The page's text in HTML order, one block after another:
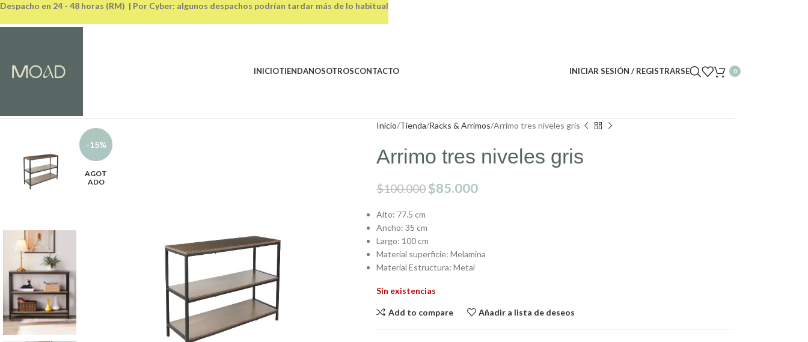
INICIOTIENDANOSOTROSCONTACTO INICIAR SESIÓN / REGISTRARSE 0
-15%
AGOT
ADO
Inicio Tienda Racks & Arrimos Arrimo tres niveles gris
Arrimo tres niveles gris
$100.000$85.000
Alto: 77.5 cm
Ancho: 35 cm
Largo: 100 cm
Material superficie: Melamina
Material Estructura: Metal
Sin existencias
Add to compare Añadir a lista de deseos
Despacho en 24 - 48 horas (RM) | Por Cyber: algunos despachos podrían tardar más de lo habitual